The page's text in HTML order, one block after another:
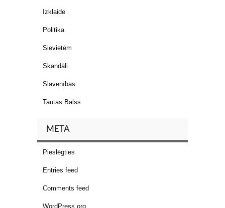
Izklaide
Politika
Sievietēm
Skandāli
Slavenības
Tautas Balss
META
Pieslēgties
Entries feed
Comments feed
WordPress.org